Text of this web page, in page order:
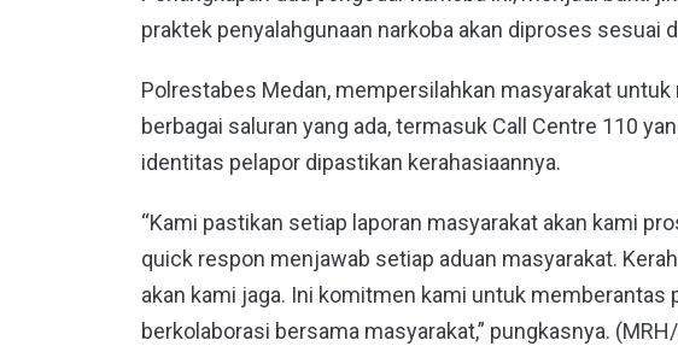
praktek penyalahgunaan narkoba akan diproses sesuai
Polrestabes Medan, mempersilahkan masyarakat
berbagai saluran yang ada, termasuk Call Centre 110
identitas pelapor dipastikan kerahasiaannya.
“Kami pastikan setiap laporan masyarakat akan kami
quick respon menjawab setiap aduan masyarakat.
akan kami jaga. Ini komitmen kami untuk memberantas
berkolaborasi bersama masyarakat,” pungkasnya.